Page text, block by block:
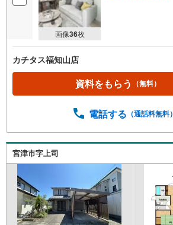
画像36枚
カチタス福知山店
資料をもらう （無料）
電話する （通話料無料）
宮津市字上司